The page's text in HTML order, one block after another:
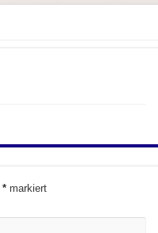
*markiert